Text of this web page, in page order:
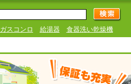
ガスコンロ 給湯器 食器洗い乾燥機